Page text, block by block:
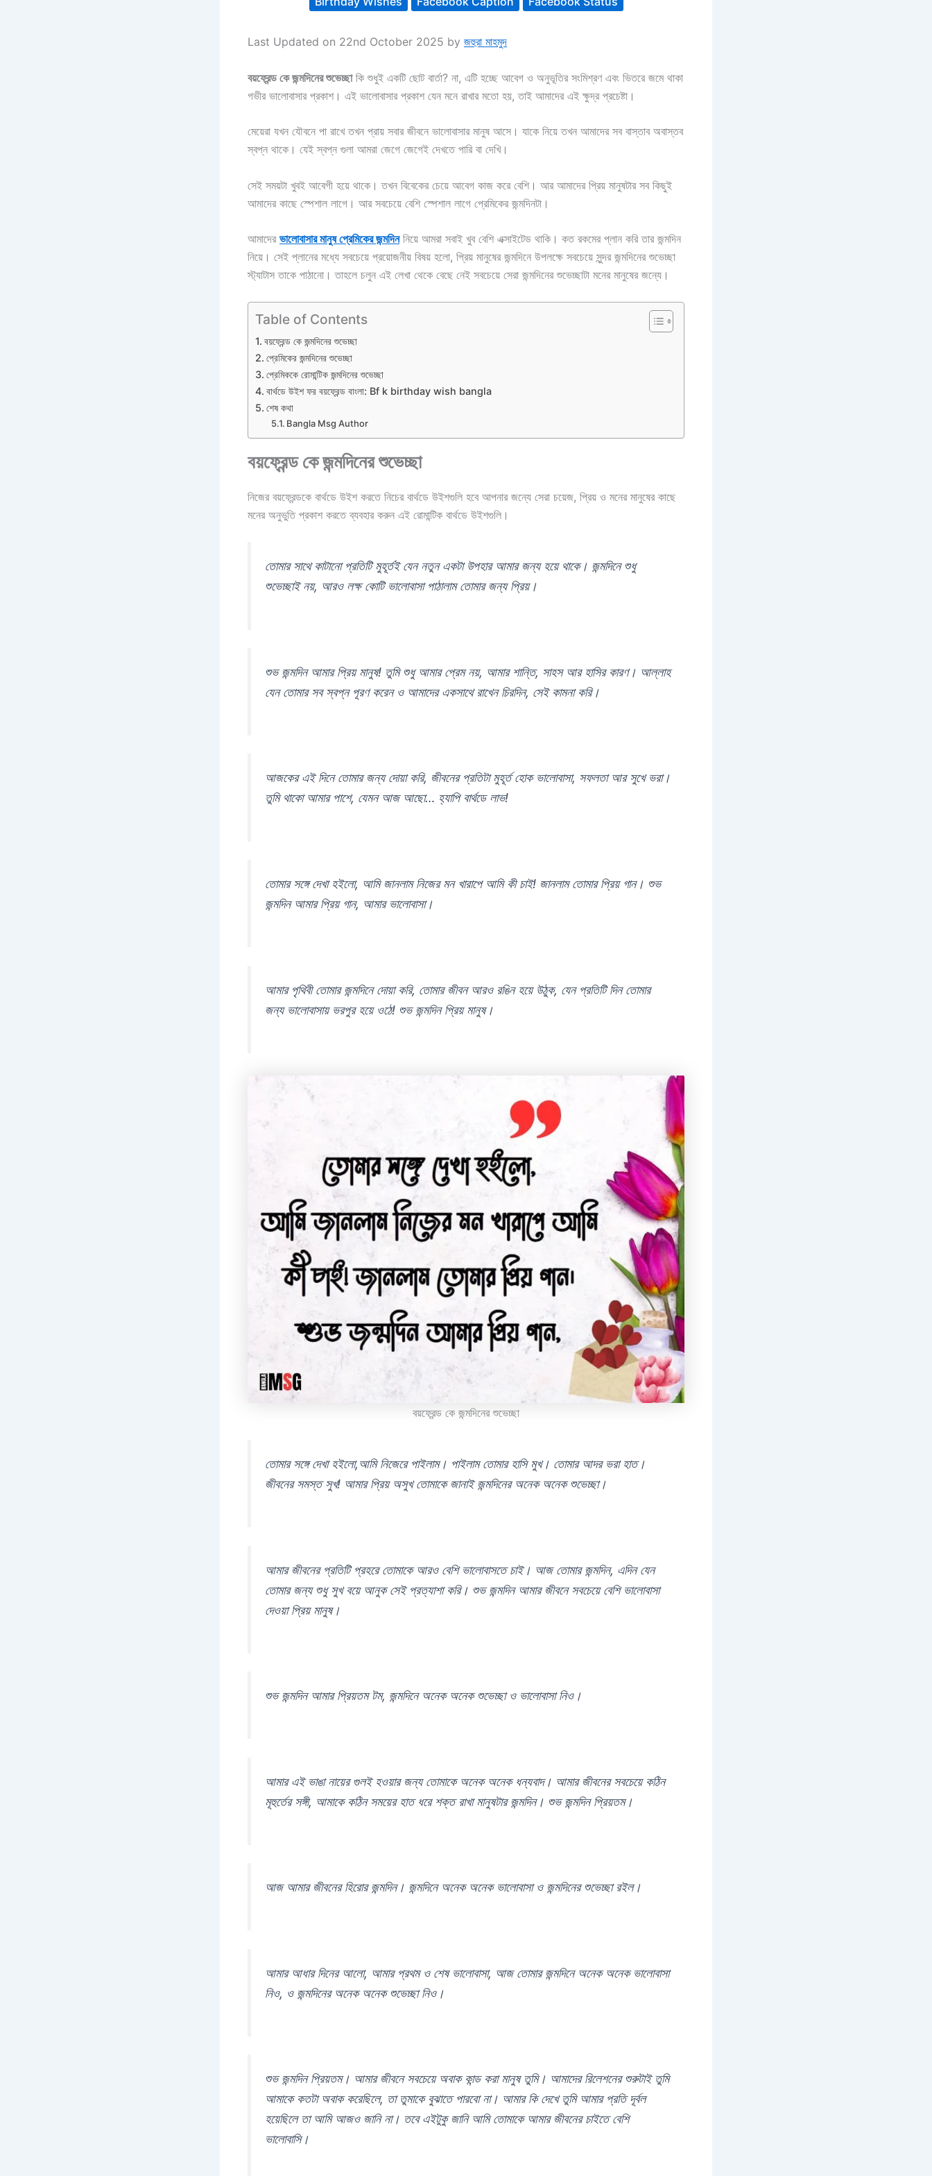
Last Updated on 22nd October 2025 by জহুরা মাহমুদ
বয়ফ্রেন্ড কে জন্মদিনের শুভেচ্ছাকি শুধুই একটি ছোট বার্তা? না, এটি হচ্ছে আবেগ ও অনুভূতির সংমিশ্রণ এবং ভিতরে জমে থাকা
গভীর ভালোবাসার প্রকাশ। এই ভালোবাসার প্রকাশ যেন মনে রাখার মতো হয়, তাই আমাদের এই ক্ষুদ্র প্রচেষ্টা।
মেয়েরা যখন যৌবনে পা রাখে তখন প্রায় সবার জীবনে ভালোবাসার মানুষ আসে। যাকে নিয়ে তখন আমাদের সব বাস্তাব অবাস্তব
স্বপ্ন থাকে। যেই স্বপ্ন গুলা আমরা জেগে জেগেই দেখতে পারি বা দেখি।
সেই সময়টা খুবই আবেগী হয়ে থাকে। তখন বিবেকের চেয়ে আবেগ কাজ করে বেশি। আর আমাদের প্রিয় মানুষটার সব কিছুই
আমাদের কাছে স্পেশাল লাগে। আর সবচেয়ে বেশি স্পেশাল লাগে প্রেমিকের জন্মদিনটা।
আমাদের ভালোবাসার মানুষ প্রেমিকের জন্মদিননিয়ে আমরা সবাই খুব বেশি এক্সাইটেড থাকি। কত রকমের প্লান করি তার জন্মদিন
নিয়ে। সেই প্লানের মধ্যে সবচেয়ে প্রয়োজনীয় বিষয় হলো, প্রিয় মানুষের জন্মদিনে উপলক্ষে সবচেয়ে সুন্দর জন্মদিনের শুভেচ্ছা
স্ট্যাটাস তাকে পাঠানো। তাহলে চলুন এই লেখা থেকে বেছে নেই সবচেয়ে সেরা জন্মদিনের শুভেচ্ছাটা মনের মানুষের জন্যে।
Table of Contents
বয়ফ্রেন্ড কে জন্মদিনের শুভেচ্ছা
প্রেমিকের জন্মদিনের শুভেচ্ছা
প্রেমিককে রোমান্টিক জন্মদিনের শুভেচ্ছা
বার্থডে উইশ ফর বয়ফ্রেন্ড বাংলা: Bf k birthday wish bangla
শেষ কথা
Bangla Msg Author
বয়ফ্রেন্ড কে জন্মদিনের শুভেচ্ছা
নিজের বয়ফ্রেন্ডকে বার্থডে উইশ করতে নিচের বার্থডে উইশগুলি হবে আপনার জন্যে সেরা চয়েজ, প্রিয় ও মনের মানুষের কাছে
মনের অনুভুতি প্রকাশ করতে ব্যবহার করুন এই রোমান্টিক বার্থডে উইশগুলি।
তোমার সাথে কাটানো প্রতিটি মুহূর্তই যেন নতুন একটা উপহার আমার জন্য হয়ে থাকে। জন্মদিনে শুধু
শুভেচ্ছাই নয়, আরও লক্ষ কোটি ভালোবাসা পাঠালাম তোমার জন্য প্রিয়।
শুভ জন্মদিন আমার প্রিয় মানুষ! তুমি শুধু আমার প্রেম নয়, আমার শান্তি, সাহস আর হাসির কারণ। আল্লাহ
যেন তোমার সব স্বপ্ন পূরণ করেন ও আমাদের একসাথে রাখেন চিরদিন, সেই কামনা করি।
আজকের এই দিনে তোমার জন্য দোয়া করি, জীবনের প্রতিটা মুহূর্ত হোক ভালোবাসা, সফলতা আর সুখে ভরা।
তুমি থাকো আমার পাশে, যেমন আজ আছো… হ্যাপি বার্থডে লাভ!
তোমার সঙ্গে দেখা হইলো, আমি জানলাম নিজের মন খারাপে আমি কী চাই! জানলাম তোমার প্রিয় গান। শুভ
জন্মদিন আমার প্রিয় গান, আমার ভালোবাসা।
আমার পৃথিবী তোমার জন্মদিনে দোয়া করি, তোমার জীবন আরও রঙিন হয়ে উঠুক, যেন প্রতিটি দিন তোমার
জন্য ভালোবাসায় ভরপুর হয়ে ওঠে! শুভ জন্মদিন প্রিয় মানুষ।
বয়ফ্রেন্ড কে জন্মদিনের শুভেচ্ছা
তোমার সঙ্গে দেখা হইলো,আমি নিজেরে পাইলাম। পাইলাম তোমার হাসি মুখ। তোমার আদর ভরা হাত।
জীবনের সমস্ত সুখ! আমার প্রিয় অসুখ তোমাকে জানাই জন্মদিনের অনেক অনেক শুভেচ্ছা।
আমার জীবনের প্রতিটি প্রহরে তোমাকে আরও বেশি ভালোবাসতে চাই। আজ তোমার জন্মদিন, এদিন যেন
তোমার জন্য শুধু সুখ বয়ে আনুক সেই প্রত্যাশা করি। শুভ জন্মদিন আমার জীবনে সবচেয়ে বেশি ভালোবাসা
দেওয়া প্রিয় মানুষ।
শুভ জন্মদিন আমার প্রিয়তম টম, জন্মদিনে অনেক অনেক শুভেচ্ছা ও ভালোবাসা নিও।
আমার এই ভাঙা নায়ের গুলই হওয়ার জন্য তোমাকে অনেক অনেক ধন্যবাদ। আমার জীবনের সবচেয়ে কঠিন
মূহুর্তের সঙ্গী, আমাকে কঠিন সময়ের হাত ধরে শক্ত রাখা মানুষটার জন্মদিন। শুভ জন্মদিন প্রিয়তম।
আজ আমার জীবনের হিরোর জন্মদিন। জন্মদিনে অনেক অনেক ভালোবাসা ও জন্মদিনের শুভেচ্ছা রইল।
আমার আধার দিনের আলো, আমার প্রথম ও শেষ ভালোবাসা, আজ তোমার জন্মদিনে অনেক অনেক ভালোবাসা
নিও, ও জন্মদিনের অনেক অনেক শুভেচ্ছা নিও।
শুভ জন্মদিন প্রিয়তম। আমার জীবনে সবচেয়ে অবাক কান্ড করা মানুষ তুমি। আমাদের রিলেশনের শুরুটাই তুমি
আমাকে কতটা অবাক করেছিলে, তা তুমাকে বুঝাতে পারবো না। আমার কি দেখে তুমি আমার প্রতি দূর্বল
হয়েছিলে তা আমি আজও জানি না। তবে এইটুকু জানি আমি তোমাকে আমার জীবনের চাইতে বেশি
ভালোবাসি।